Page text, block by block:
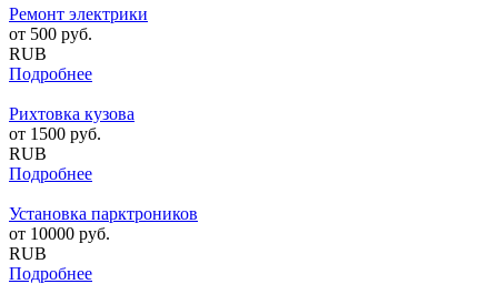
Ремонт электрики
от 500 руб.
RUB
Подробнее
Рихтовка кузова
от 1500 руб.
RUB
Подробнее
Установка парктроников
от 10000 руб.
RUB
Подробнее